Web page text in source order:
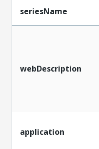
seriesName
webDescription
application